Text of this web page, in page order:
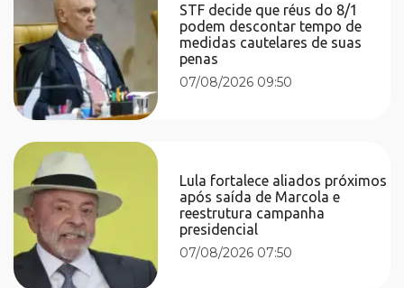
STF decide que réus do 8/1
podem descontar tempo de
medidas cautelares de suas
penas
07/08/2026 09:50
Lula fortalece aliados próximos
após saída de Marcola e
reestrutura campanha
presidencial
07/08/2026 07:50